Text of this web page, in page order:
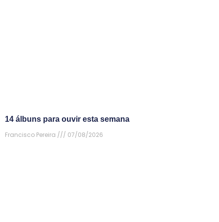
14 álbuns para ouvir esta semana
Francisco Pereira
07/08/2026